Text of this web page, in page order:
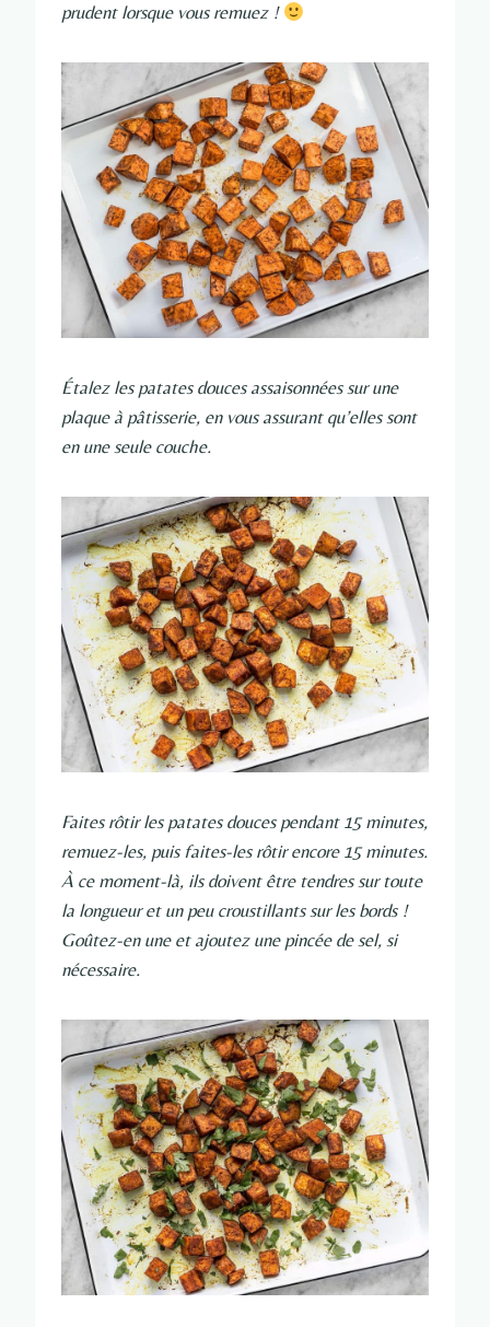
prudent lorsque vous remuez !
Étalez les patates douces assaisonnées sur une
plaque à pâtisserie, en vous assurant qu’elles sont
en une seule couche.
Faites rôtir les patates douces pendant 15 minutes,
remuez-les, puis faites-les rôtir encore 15 minutes.
À ce moment-là, ils doivent être tendres sur toute
la longueur et un peu croustillants sur les bords !
Goûtez-en une et ajoutez une pincée de sel, si
nécessaire.